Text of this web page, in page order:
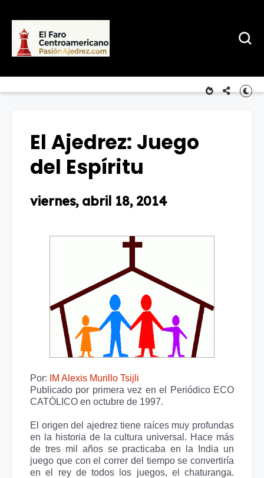
El Ajedrez: Juego
del Espíritu
viernes, abril 18, 2014
Por:
IM Alexis Murillo Tsijli
Publicado por primera vez en el Periódico ECO
CATÓLICO en octubre de 1997.
El origen del ajedrez tiene raíces muy profundas
en la historia de la cultura universal. Hace más
de tres mil años se practicaba en la India un
juego que con el correr del tiempo se convertiría
en el rey de todos los juegos, el chaturanga.